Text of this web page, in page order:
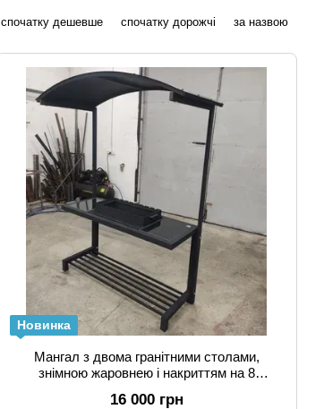
спочатку дешевше спочатку дорожчі за назвою
Новинка
Мангал з двома гранітними столами,
знімною жаровнею і накриттям на 8
16 000 грн